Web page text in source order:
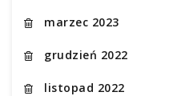
marzec 2023
grudzień 2022
listopad 2022